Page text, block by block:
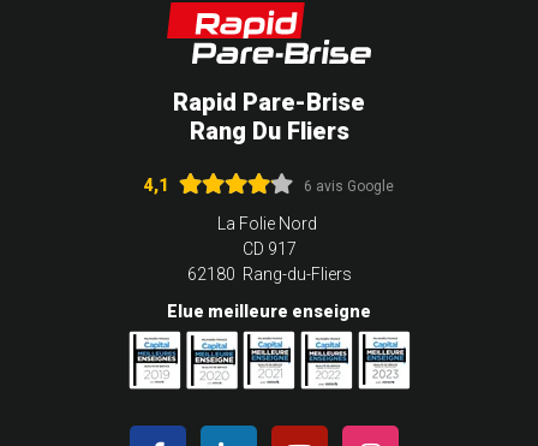
Rapid Pare-Brise
Rang Du Fliers
4,1 6 avis Google
La Folie Nord
CD 917
62180 Rang-du-Fliers
Elue meilleure enseigne